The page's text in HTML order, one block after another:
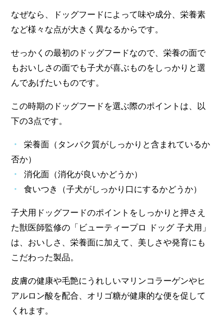
なぜなら、ドッグフードによって味や成分、栄養素
など様々な点が大きく異なるからです。
せっかくの最初のドッグフードなので、栄養の面で
もおいしさの面でも子犬が喜ぶものをしっかりと選
んであげたいものです。
この時期のドッグフードを選ぶ際のポイントは、以
下の3点です。
栄養面（タンパク質がしっかりと含まれているか
否か）
消化面（消化が良いかどうか）
食いつき（子犬がしっかり口にするかどうか）
子犬用ドッグフードのポイントをしっかりと押さえ
た獣医師監修の「ビューティープロ ドッグ 子犬用」
は、おいしさ、栄養面に加えて、美しさや発育にも
こだわった製品。
皮膚の健康や毛艶にうれしいマリンコラーゲンやヒ
アルロン酸を配合、オリゴ糖が健康的な便を促して
くれます。